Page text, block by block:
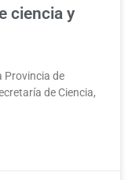
ciencia y
Provincia de
de Ciencia,